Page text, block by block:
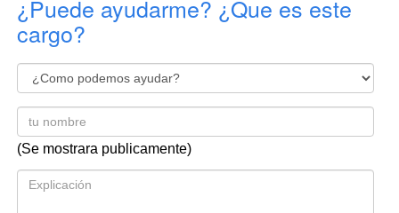
¿Puede ayudarme? ¿Que es este
cargo?
(Se mostrara publicamente)